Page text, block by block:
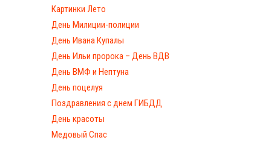
Картинки Лето
День Милиции-полиции
День Ивана Купалы
День Ильи пророка – День ВДВ
День ВМФ и Нептуна
День поцелуя
Поздравления с днем ГИБДД
День красоты
Медовый Спас